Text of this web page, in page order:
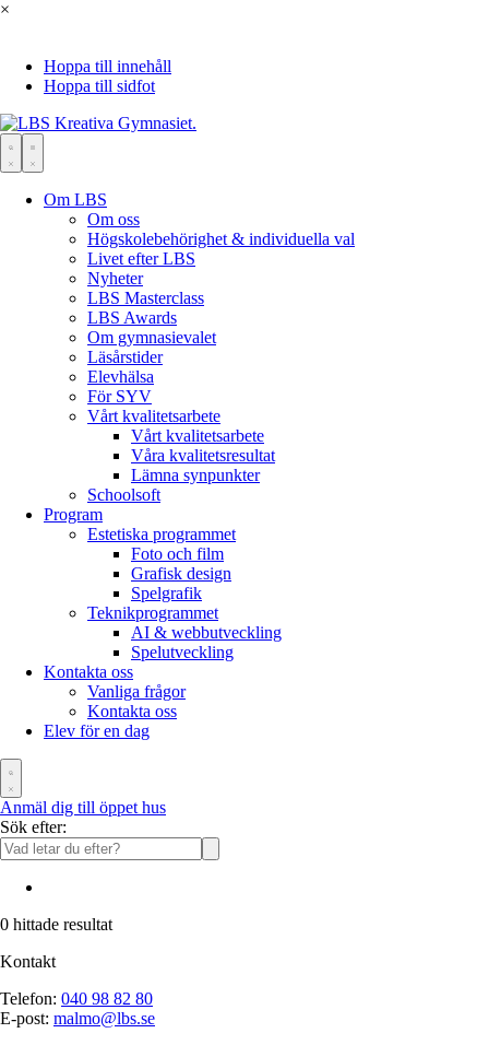
×
Hoppa till innehåll
Hoppa till sidfot
Om LBS
Om oss
Högskolebehörighet & individuella val
Livet efter LBS
Nyheter
LBS Masterclass
LBS Awards
Om gymnasievalet
Läsårstider
Elevhälsa
För SYV
Vårt kvalitetsarbete
Vårt kvalitetsarbete
Våra kvalitetsresultat
Lämna synpunkter
Schoolsoft
Program
Estetiska programmet
Foto och film
Grafisk design
Spelgrafik
Teknikprogrammet
AI & webbutveckling
Spelutveckling
Kontakta oss
Vanliga frågor
Kontakta oss
Elev för en dag
Anmäl dig till öppet hus
Sök efter:
0 hittade resultat
Kontakt
Telefon: 040 98 82 80
E-post: malmo@lbs.se